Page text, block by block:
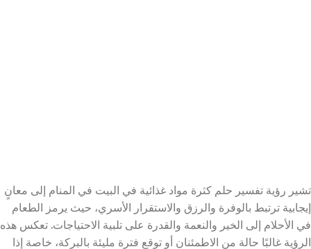
تشير رؤية تفسير حلم كثرة مواد غذائية في البيت في المنام إلى معانٍ
إيجابية ترتبط بالوفرة والرزق والاستقرار الأسري، حيث يرمز الطعام
في الأحلام إلى الخير والنعمة والقدرة على تلبية الاحتياجات. تعكس هذه
الرؤية غالبًا حالة من الاطمئنان أو توقع فترة مليئة بالبركة، خاصة إذا